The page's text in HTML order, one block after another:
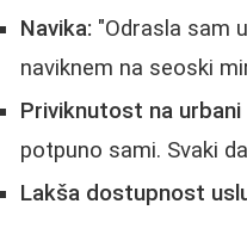
Navika: "Odrasla sam
naviknem na seoski
Priviknutost na urbani
potpuno sami. Svaki
Lakša dostupnost